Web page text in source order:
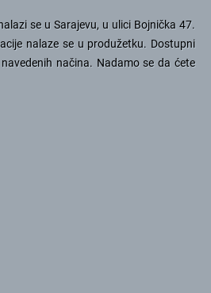
se u Sarajevu, u ulici Bojnička 47.
nalaze se u produžetku. Dostupni
načina. Nadamo se da ćete